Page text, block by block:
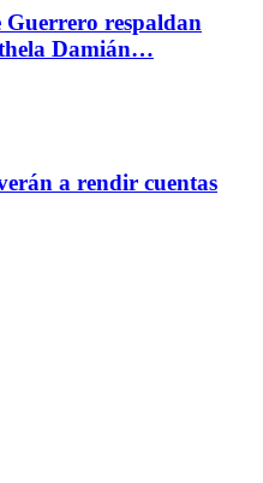
respaldan
Damián…
a rendir cuentas